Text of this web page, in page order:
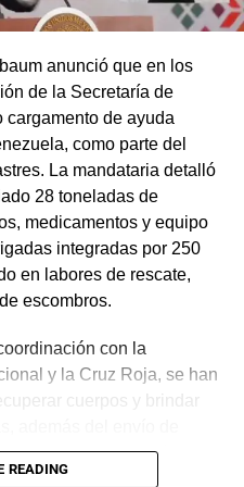
anunció que en los
de la Secretaría de
cargamento de ayuda
como parte del
La mandataria detalló
28 toneladas de
medicamentos y equipo
integradas por 250
en labores de rescate,
escombros.
con la
y la Cruz Roja, se han
cuerpos y brindar
de apoyo. Subrayó que
del gobierno
READING